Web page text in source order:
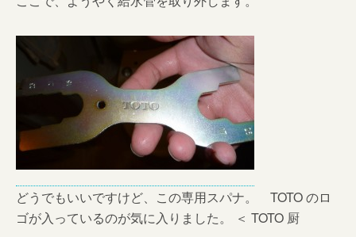
どうでもいいですけど、この専用スパナ。 TOTO のロ
ゴが入っているのが気に入りました。 ＜ TOTO 厨